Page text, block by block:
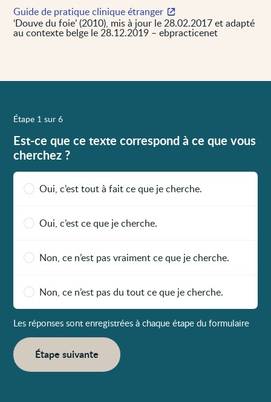
Guide de pratique clinique étranger
‘Douve du foie’ (2010), mis à jour le 28.02.2017 et adapté
au contexte belge le 28.12.2019 – ebpracticenet
Étape 1 sur 6
Est-ce que ce texte correspond à ce que vous
cherchez ?
Oui, c’est tout à fait ce que je cherche.
Oui, c’est ce que je cherche.
Non, ce n’est pas vraiment ce que je cherche.
Non, ce n’est pas du tout ce que je cherche.
Les réponses sont enregistrées à chaque étape du formulaire
Étape suivante